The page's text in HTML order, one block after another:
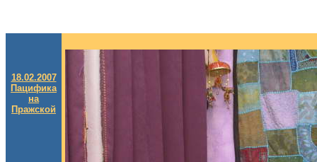
18.02.2007
Пацифика
на
Пражской